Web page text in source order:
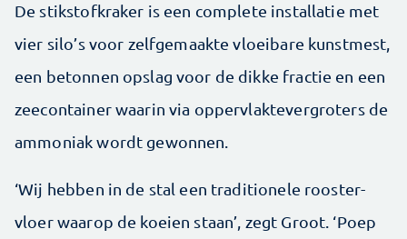
De stikstofkraker is een complete installatie met
vier silo’s voor zelfgemaakte vloeibare kunstmest,
een betonnen opslag voor de dikke fractie en een
zeecontainer waarin via oppervlaktevergroters de
ammoniak wordt gewonnen.
‘Wij hebben in de stal een traditionele rooster­
vloer waarop de koeien staan’, zegt Groot. ‘Poep